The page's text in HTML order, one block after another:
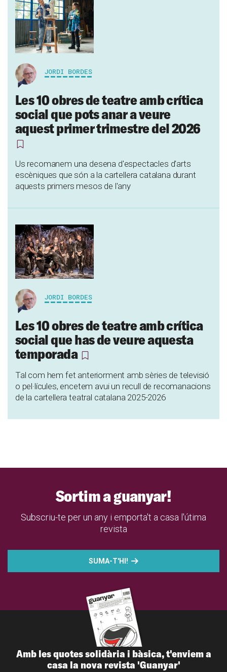
JORDI BORDES
Les 10 obres de teatre amb crítica
social que pots anar a veure
aquest primer trimestre del 2026
Us recomanem una desena d'espectacles d'arts
escèniques que són a la cartellera catalana durant
aquests primers mesos de l'any
JORDI BORDES
Les 10 obres de teatre amb crítica
social que has de veure aquesta
temporada
Tal com hem fet anteriorment amb sèries de televisió
o pel·lícules, encetem avui un recull de recomanacions
de la cartellera teatral catalana 2025-2026
Sortim a guanyar!
Subscriu-te per un any i emporta't a casa l'útima
revista
SUMA-T'HI!
Amb les quotes solidària i bàsica, t'enviem a
casa la nova revista 'Guanyar'